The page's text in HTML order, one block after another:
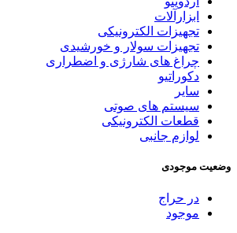
ابزارآلات
تجهیزات الکترونیکی
تجهیزات سولار و خورشیدی
چراغ های شارژی و اضطراری
دکوراتیو
سایر
سیستم های صوتی
قطعات الکترونیکی
لوازم جانبی
وضعیت موجودی
در حراج
موجود